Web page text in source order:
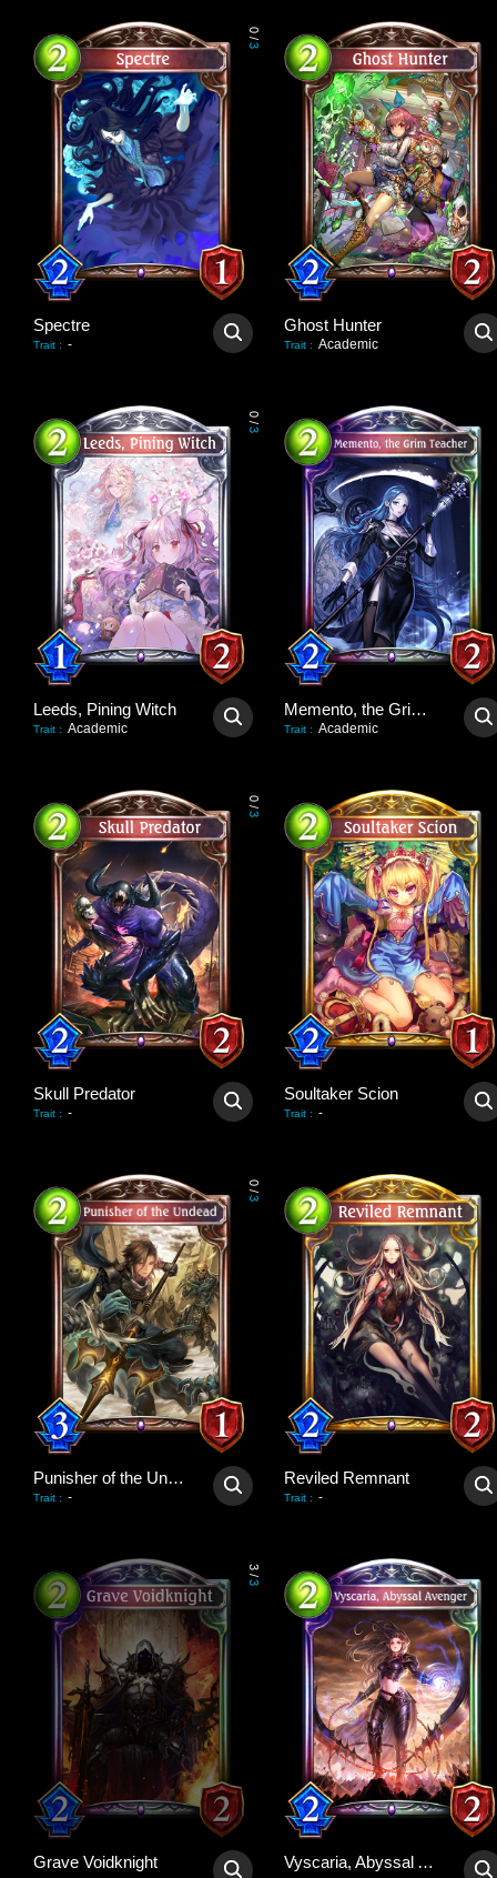
0
/
3
Spectre
Trait : -
Ghost Hunter
Trait : Academic
0
/
3
Leeds, Pining Witch
Trait : Academic
Memento, the Grim Teacher
Trait : Academic
0
/
3
Skull Predator
Trait : -
Soultaker Scion
Trait : -
0
/
3
Punisher of the Undead
Trait : -
Reviled Remnant
Trait : -
3
/
3
Grave Voidknight Vyscaria, Abyssal Avenger